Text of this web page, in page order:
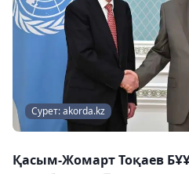
Сурет: akorda.kz
Қасым-Жомарт Тоқаев